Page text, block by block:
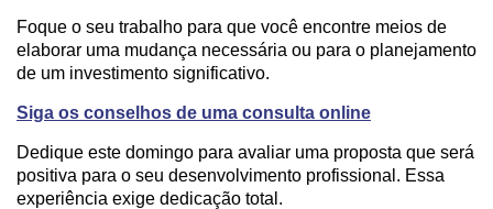
Foque o seu trabalho para que você encontre meios de
elaborar uma mudança necessária ou para o planejamento
de um investimento significativo.
Siga os conselhos de uma consulta online
Dedique este domingo para avaliar uma proposta que será
positiva para o seu desenvolvimento profissional. Essa
experiência exige dedicação total.